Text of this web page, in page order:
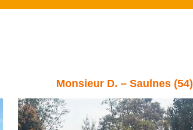
Monsieur D. – Saulnes (54)